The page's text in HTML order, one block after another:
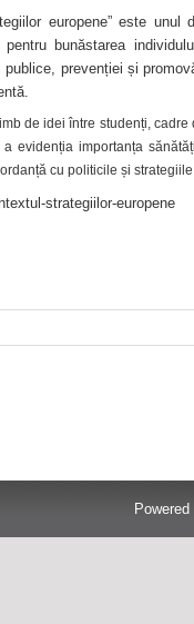
europene” este unul
bunăstarea
prevenției și
de idei între studenți, cadre
evidenția importanța
cu politicile și
strategiilor-europene
Powered